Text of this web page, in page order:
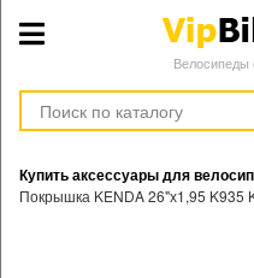
Велосипеды
Купить аксессуары для
Покрышка KENDA 26"х1,95